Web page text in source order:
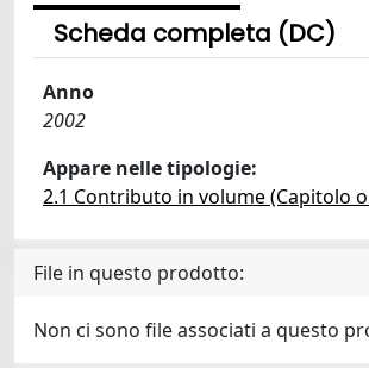
Scheda completa (DC)
Anno
2002
Appare nelle tipologie:
2.1 Contributo in volume (Capitolo
File in questo prodotto:
Non ci sono file associati a questo